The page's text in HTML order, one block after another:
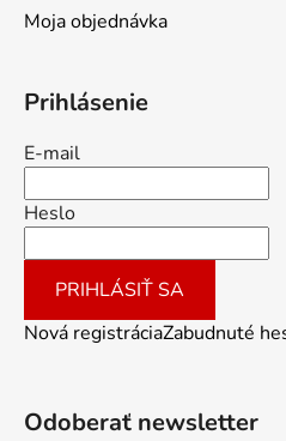
Moja objednávka
Prihlásenie
E-mail
Heslo
PRIHLÁSIŤ SA
Nová registráciaZabudnuté
Odoberať newsletter